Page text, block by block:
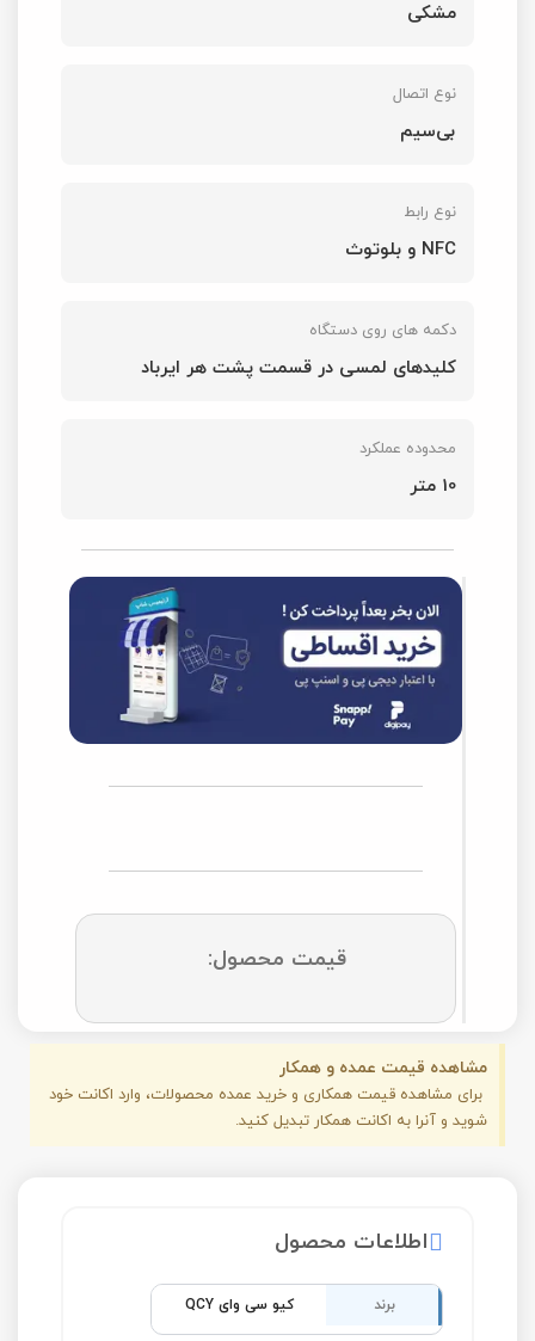
مشکی
نوع اتصال
بی‌سیم
نوع رابط
NFC و بلوتوث
دکمه های روی دستگاه
کلیدهای لمسی در قسمت پشت هر ایرباد
محدوده عملکرد
10 متر
قیمت محصول:
مشاهده قیمت عمده و همکار
برای مشاهده قیمت همکاری و خرید عمده محصولات، وارد اکانت خود
شوید و آنرا به اکانت همکار تبدیل کنید.
اطلاعات محصول
برند کیو سی وای QCY